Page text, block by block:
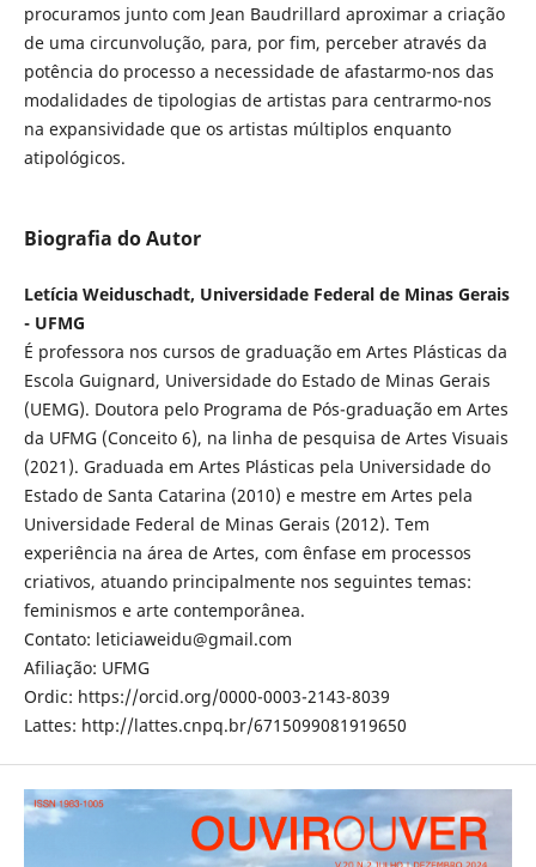
procuramos junto com Jean Baudrillard aproximar a criação
de uma circunvolução, para, por fim, perceber através da
potência do processo a necessidade de afastarmo-nos das
modalidades de tipologias de artistas para centrarmo-nos
na expansividade que os artistas múltiplos enquanto
atipológicos.
Biografia do Autor
Letícia Weiduschadt, Universidade Federal de Minas Gerais
- UFMG
É professora nos cursos de graduação em Artes Plásticas da
Escola Guignard, Universidade do Estado de Minas Gerais
(UEMG). Doutora pelo Programa de Pós-graduação em Artes
da UFMG (Conceito 6), na linha de pesquisa de Artes Visuais
(2021). Graduada em Artes Plásticas pela Universidade do
Estado de Santa Catarina (2010) e mestre em Artes pela
Universidade Federal de Minas Gerais (2012). Tem
experiência na área de Artes, com ênfase em processos
criativos, atuando principalmente nos seguintes temas:
feminismos e arte contemporânea.
Contato: leticiaweidu@gmail.com
Afiliação: UFMG
Ordic: https://orcid.org/0000-0003-2143-8039
Lattes: http://lattes.cnpq.br/6715099081919650